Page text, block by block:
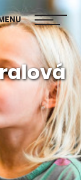
změny